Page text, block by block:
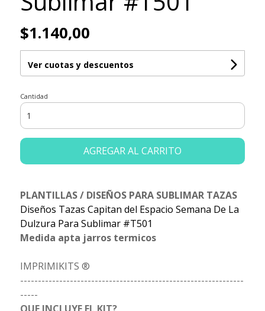
$1.140,00
Ver cuotas y descuentos
Cantidad
AGREGAR AL CARRITO
PLANTILLAS / DISEÑOS PARA SUBLIMAR TAZAS
Diseños Tazas Capitan del Espacio Semana De La
Dulzura Para Sublimar #T501
Medida apta jarros termicos
IMPRIMIKITS ®
---------------------------------------------------------------
-----